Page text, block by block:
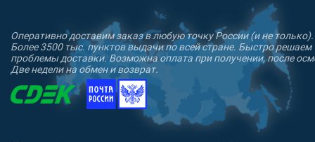
Оперативно доставим заказ в любую точку России (и не только).
Более 3500 тыс. пунктов выдачи по всей стране. Быстро решаем
проблемы доставки. Возможна оплата при получении, после
Две недели на обмен и возврат.